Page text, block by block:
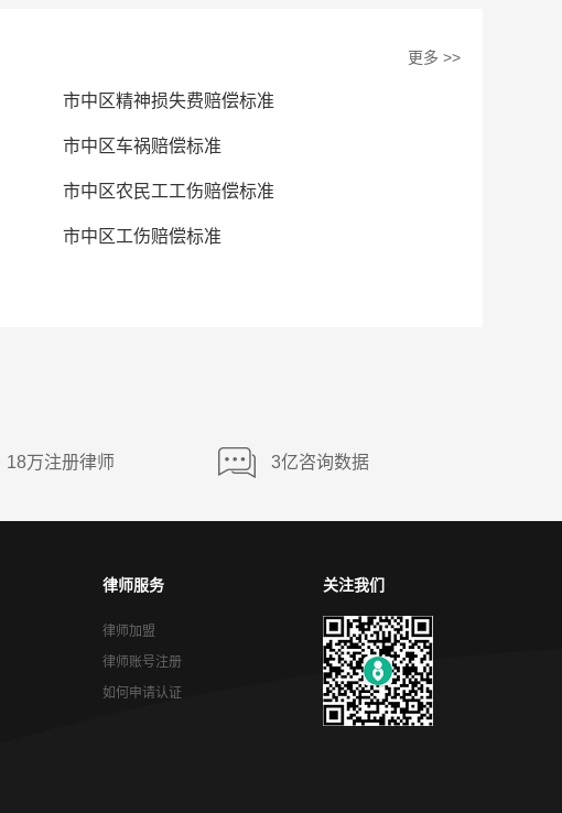
更多 >>
市中区精神损失费赔偿标准
市中区车祸赔偿标准
市中区农民工工伤赔偿标准
市中区工伤赔偿标准
18万注册律师 3亿咨询数据
律师服务
律师加盟
律师账号注册
如何申请认证
关注我们